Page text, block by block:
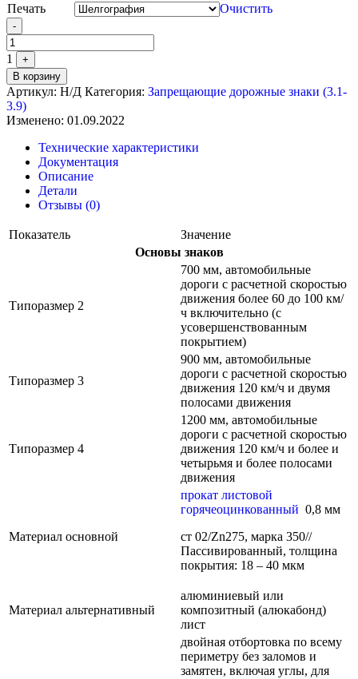
Печать
Очистить
Quantity
-
1
+
В корзину
Артикул: Н/Д Категория: Запрещающие дорожные знаки (3.1-
3.9)
Изменено: 01.09.2022
Технические характеристики
Документация
Описание
Детали
Отзывы (0)
Показатель
Значение
Основы знаков
Типоразмер 2
700 мм, автомобильные
дороги с расчетной скоростью
движения более 60 до 100 км/
ч включительно (с
усовершенствованным
покрытием)
Типоразмер 3
900 мм, автомобильные
дороги с расчетной скоростью
движения 120 км/ч и двумя
полосами движения
Типоразмер 4
1200 мм, автомобильные
дороги с расчетной скоростью
движения 120 км/ч и более и
четырьмя и более полосами
движения
Материал основной
прокат листовой
горячеоцинкованный 0,8 мм
ст 02/Zn275, марка 350//
Пассивированный, толщина
покрытия: 18 – 40 мкм
Материал альтернативный
алюминиевый или
композитный (алюкабонд)
лист
двойная отбортовка по всему
периметру без заломов и
замятен, включая углы, для